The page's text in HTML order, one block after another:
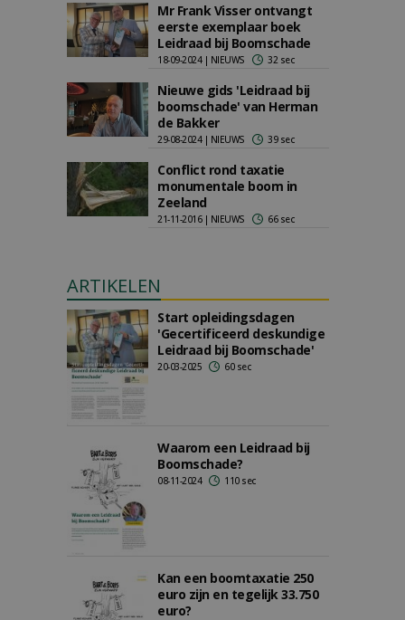
Mr Frank Visser ontvangt
eerste exemplaar boek
Leidraad bij Boomschade
18-09-2024 | NIEUWS 32 sec
Nieuwe gids 'Leidraad bij
boomschade' van Herman
de Bakker
29-08-2024 | NIEUWS 39 sec
Conflict rond taxatie
monumentale boom in
Zeeland
21-11-2016 | NIEUWS 66 sec
ARTIKELEN
Start opleidingsdagen
'Gecertificeerd deskundige
Leidraad bij Boomschade'
20-03-2025 60 sec
Waarom een Leidraad bij
Boomschade?
08-11-2024 110 sec
Kan een boomtaxatie 250
euro zijn en tegelijk 33.750
euro?